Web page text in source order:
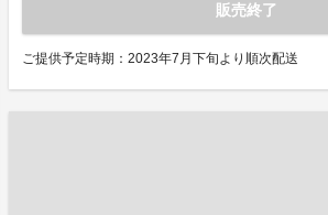
販売終了
ご提供予定時期：2023年7月下旬より順次配送